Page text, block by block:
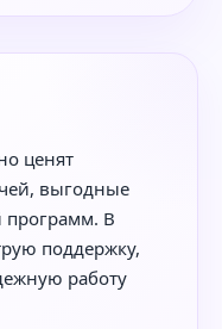
ценят
выгодные
программ. В
поддержку,
работу